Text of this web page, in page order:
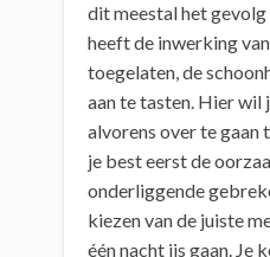
dit meestal het
heeft de inwerking
toegelaten, de
aan te tasten. Hier wil
alvorens over te gaan
je best eerst de
onderliggende
kiezen van de juiste
één nacht ijs gaan. Je